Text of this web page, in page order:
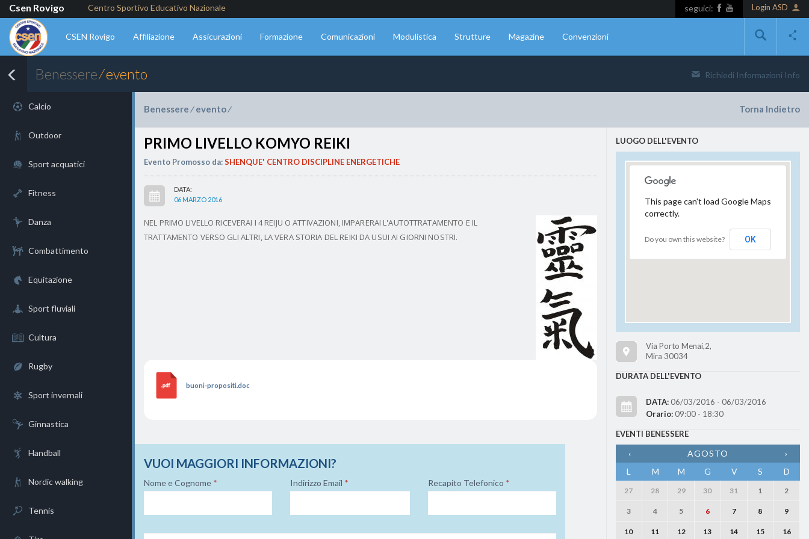
Csen Rovigo Centro Sportivo Educativo Nazionale Login ASD
seguici:
CSEN Rovigo Affiliazione Assicurazioni Formazione Comunicazioni Modulistica Strutture Magazine Convenzioni
Benessere⁄ evento Richiedi Informazioni Info
Calcio
Outdoor
Sport acquatici
Fitness
Danza
Combattimento
Equitazione
Sport fluviali
Cultura
Rugby
Sport invernali
Ginnastica
Handball
Nordic walking
Tennis
Benessere⁄evento⁄ Torna Indietro
PRIMO LIVELLO KOMYO REIKI
Evento Promosso da:SHENQUE' CENTRO DISCIPLINE ENERGETICHE
DATA:
06 MARZO 2016
NEL PRIMO LIVELLO RICEVERAI I 4 REIJU O ATTIVAZIONI, IMPARERAI L'AUTOTTRATAMENTO E IL
TRATTAMENTO VERSO GLI ALTRI, LA VERA STORIA DEL REIKI DA USUI AI GIORNI NOSTRI.
buoni-propositi.doc
VUOI MAGGIORI INFORMAZIONI?
Nome e Cognome * Indirizzo Email * Recapito Telefonico *
LUOGO DELL'EVENTO
This page can't load Google Maps
correctly.
Do you own this website? OK
Via Porto Menai,2,
Mira 30034
DURATA DELL'EVENTO
DATA: 06/03/2016 - 06/03/2016
Orario: 09:00 - 18:30
EVENTI BENESSERE
‹ AGOSTO
›
L
M M G V S D
27 28 29 30 31 1 2
3 4 5 6 7 8 9
10 11 12 13 14 15 16